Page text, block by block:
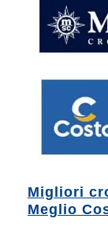
Migliori
Meglio